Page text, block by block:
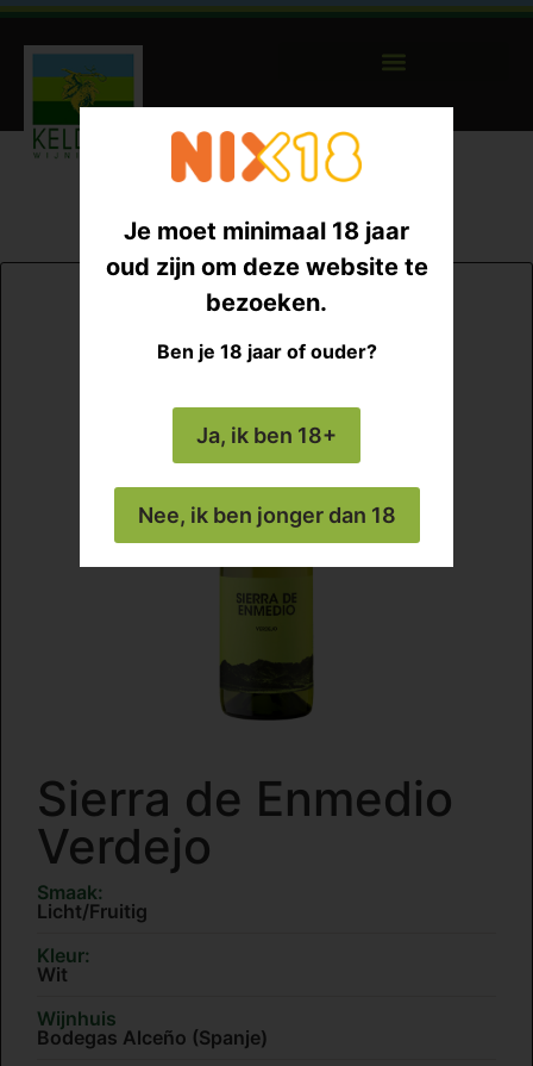
Je moet minimaal 18 jaar
oud zijn om deze website te
bezoeken.
Ben je 18 jaar of ouder?
Ja, ik ben 18+
Nee, ik ben jonger dan 18
Sierra de Enmedio
Verdejo
Smaak:
Licht/Fruitig
Kleur:
Wit
Wijnhuis
Bodegas Alceño (Spanje)